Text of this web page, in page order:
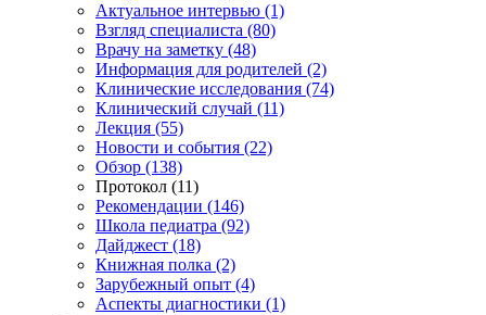
Актуальное интервью (1)
Взгляд специалиста (80)
Врачу на заметку (48)
Информация для родителей (2)
Клинические исследования (74)
Клинический случай (11)
Лекция (55)
Новости и события (22)
Обзор (138)
Протокол (11)
Рекомендации (146)
Школа педиатра (92)
Дайджест (18)
Книжная полка (2)
Зарубежный опыт (4)
Аспекты диагностики (1)